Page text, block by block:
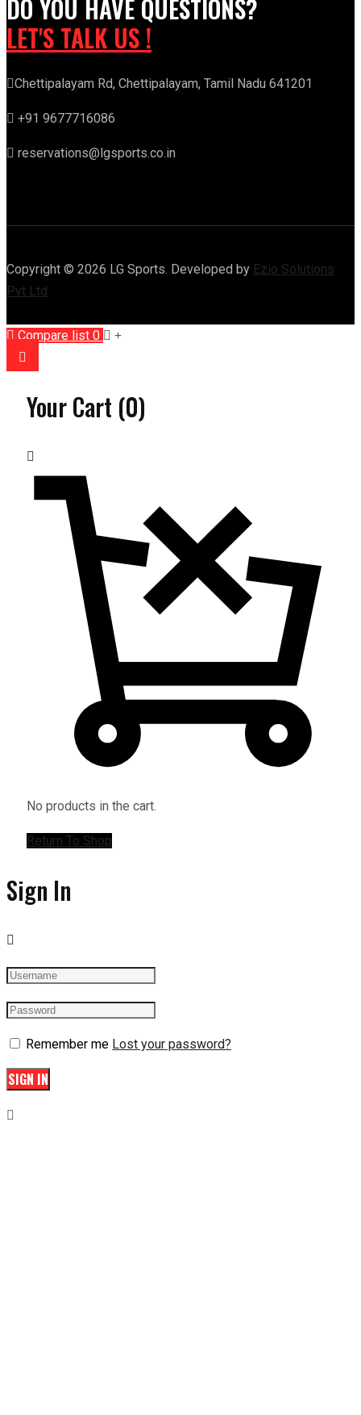
DO YOU HAVE QUESTIONS?
LET'S TALK US !
Chettipalayam Rd, Chettipalayam, Tamil Nadu 641201
+91 9677716086
reservations@lgsports.co.in
Copyright © 2026 LG Sports. Developed by Ezio Solutions
Pvt Ltd
Compare list 0
Your Cart (0)
No products in the cart.
Return To Shop
Sign In
Remember me Lost your password?
SIGN IN